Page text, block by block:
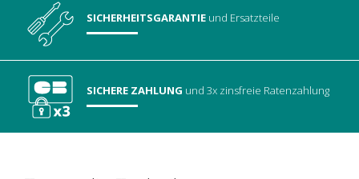
SICHERHEITSGARANTIE und Ersatzteile
SICHERE ZAHLUNG und 3x zinsfreie Ratenzahlung